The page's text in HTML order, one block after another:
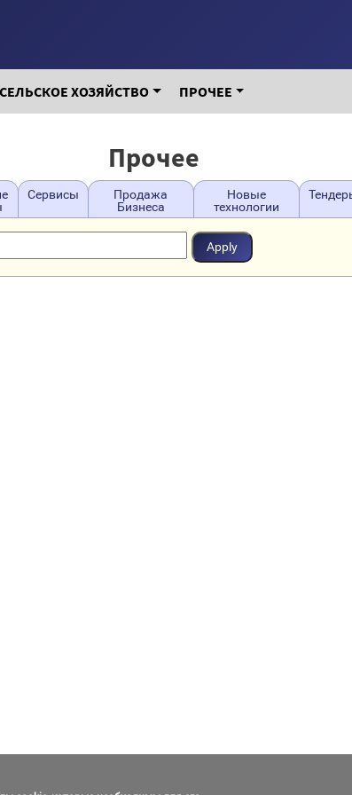
СЕЛЬСКОЕ ХОЗЯЙСТВО ПРОЧЕЕ
Прочее
Сервисы
Продажа
Бизнеса
Новые
технологии